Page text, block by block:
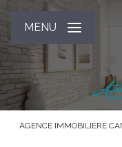
MENU
AGENCE IMMOBILIÈRE